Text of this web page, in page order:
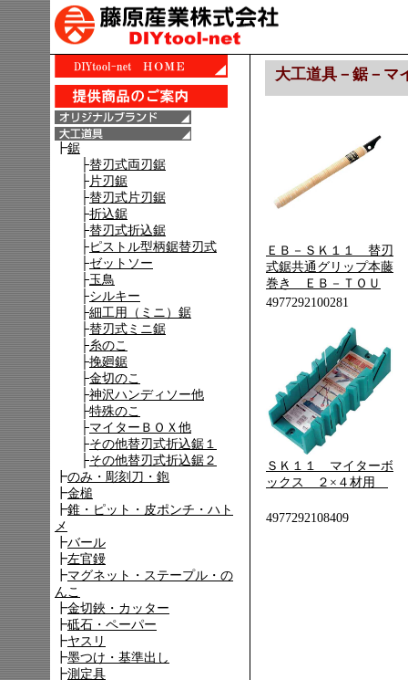
大工道具－鋸－
ＥＢ－ＳＫ１１ 替刃
式鋸共通グリップ本藤
巻き ＥＢ－ＴＯＵ
4977292100281
ＳＫ１１ マイターボ
ックス ２×４材用
4977292108409